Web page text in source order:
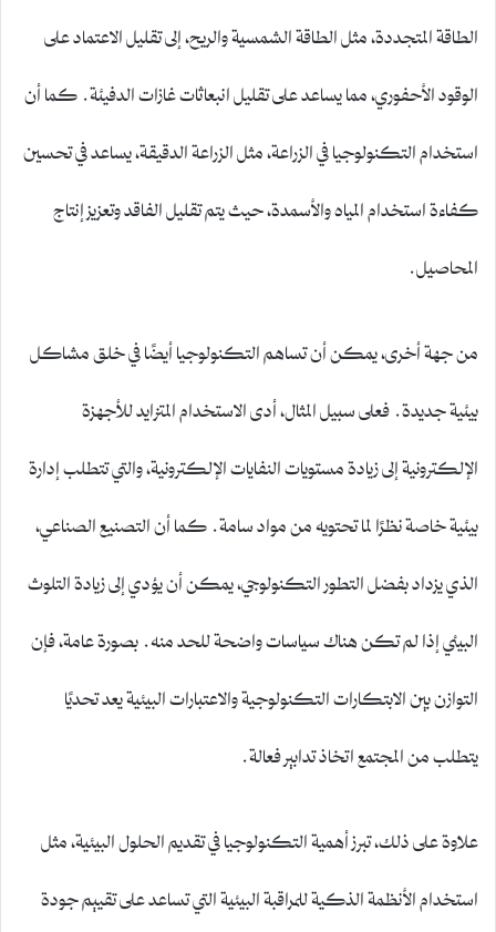
الطاقة المتجددة، مثل الطاقة الشمسية والريح، إلى تقليل الاعتماد على
الوقود الأحفوري، مما يساعد على تقليل انبعاثات غازات الدفيئة. كما أن
استخدام التكنولوجيا في الزراعة، مثل الزراعة الدقيقة، يساعد في تحسين
كفاءة استخدام المياه والأسمدة، حيث يتم تقليل الفاقد وتعزيز إنتاج
المحاصيل.
من جهة أخرى، يمكن أن تساهم التكنولوجيا أيضًا في خلق مشاكل
بيئية جديدة. فعلى سبيل المثال، أدى الاستخدام المتزايد للأجهزة
الإلكترونية إلى زيادة مستويات النفايات الإلكترونية، والتي تتطلب إدارة
بيئية خاصة نظرًا لما تحتويه من مواد سامة. كما أن التصنيع الصناعي،
الذي يزداد بفضل التطور التكنولوجي، يمكن أن يؤدي إلى زيادة التلوث
البيئي إذا لم تكن هناك سياسات واضحة للحد منه. بصورة عامة، فإن
التوازن بين الابتكارات التكنولوجية والاعتبارات البيئية يعد تحديًا
يتطلب من المجتمع اتخاذ تدابير فعالة.
علاوة على ذلك، تبرز أهمية التكنولوجيا في تقديم الحلول البيئية، مثل
استخدام الأنظمة الذكية للمراقبة البيئية التي تساعد على تقييم جودة